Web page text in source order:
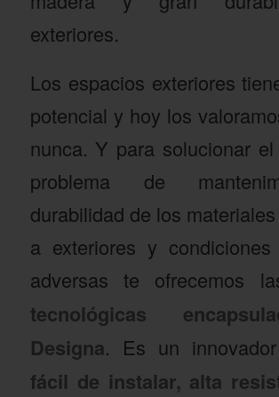
exteriores.
Los espacios exteriores
potencial y hoy los
nunca. Y para solucionar el
problema de
durabilidad de los
a exteriores y condiciones
adversas te ofrecemos
tecnológicas
Designa. Es un innovador
fácil de instalar, alta